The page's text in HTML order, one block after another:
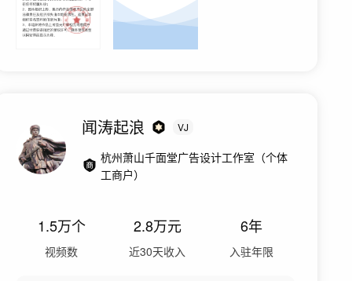
闻涛起浪 VJ
杭州萧山千面堂广告设计工作室（个体
工商户）
1.5万个
视频数
2.8万元
近30天收入
6年
入驻年限